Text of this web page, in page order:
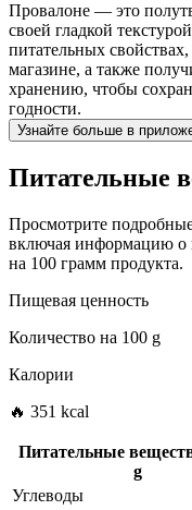
Провалоне — это
своей гладкой
питательных
магазине, а также
хранению, чтобы
годности.
Узнайте больше в
Питательные
Просмотрите
включая информацию о
на 100 грамм продукта.
Пищевая ценность
Количество на 100 g
Калории
🔥 351 kcal
Питательные
g
Углеводы